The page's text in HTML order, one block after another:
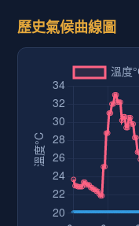
歷史氣候曲線圖